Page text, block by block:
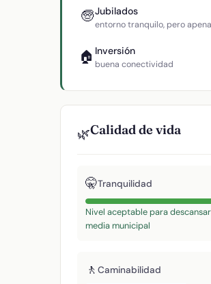
🧓Jubilados
entorno tranquilo, pero
🏠 Inversión
buena conectividad
🌿Calidad de vida
🤫Tranquilidad
Nivel aceptable para
media municipal
🚶 Caminabilidad